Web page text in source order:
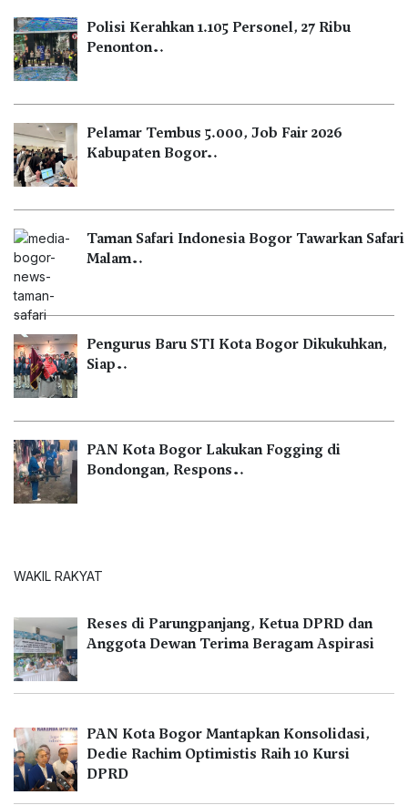
Polisi Kerahkan 1.105 Personel, 27 Ribu
Penonton…
Pelamar Tembus 5.000, Job Fair 2026
Kabupaten Bogor…
Taman Safari Indonesia Bogor Tawarkan Safari
Malam…
Pengurus Baru STI Kota Bogor Dikukuhkan,
Siap…
PAN Kota Bogor Lakukan Fogging di
Bondongan, Respons…
WAKIL RAKYAT
Reses di Parungpanjang, Ketua DPRD dan
Anggota Dewan Terima Beragam Aspirasi
PAN Kota Bogor Mantapkan Konsolidasi,
Dedie Rachim Optimistis Raih 10 Kursi
DPRD